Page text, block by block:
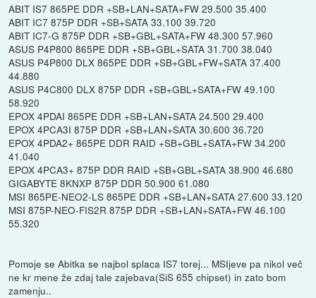
ABIT IS7 865PE DDR +SB+LAN+SATA+FW 29.500 35.400
ABIT IC7 875P DDR +SB+SATA 33.100 39.720
ABIT IC7-G 875P DDR +SB+GBL+SATA+FW 48.300 57.960
ASUS P4P800 865PE DDR +SB+GBL+SATA 31.700 38.040
ASUS P4P800 DLX 865PE DDR +SB+GBL+FW+SATA 37.400
44.880
ASUS P4C800 DLX 875P DDR +SB+GBL+SATA+FW 49.100
58.920
EPOX 4PDAI 865PE DDR +SB+LAN+SATA 24.500 29.400
EPOX 4PCA3I 875P DDR +SB+LAN+SATA 30.600 36.720
EPOX 4PDA2+ 865PE DDR RAID +SB+GBL+SATA+FW 34.200
41.040
EPOX 4PCA3+ 875P DDR RAID +SB+GBL+SATA 38.900 46.680
GIGABYTE 8KNXP 875P DDR 50.900 61.080
MSI 865PE-NEO2-LS 865PE DDR +SB+LAN+SATA 27.600 33.120
MSI 875P-NEO-FIS2R 875P DDR +SB+LAN+SATA+FW 46.100
55.320
Pomoje se Abitka se najbol splaca IS7 torej... MSIjeve pa nikol več
ne kr mene že zdaj tale zajebava(SiS 655 chipset) in zato bom
zamenju..